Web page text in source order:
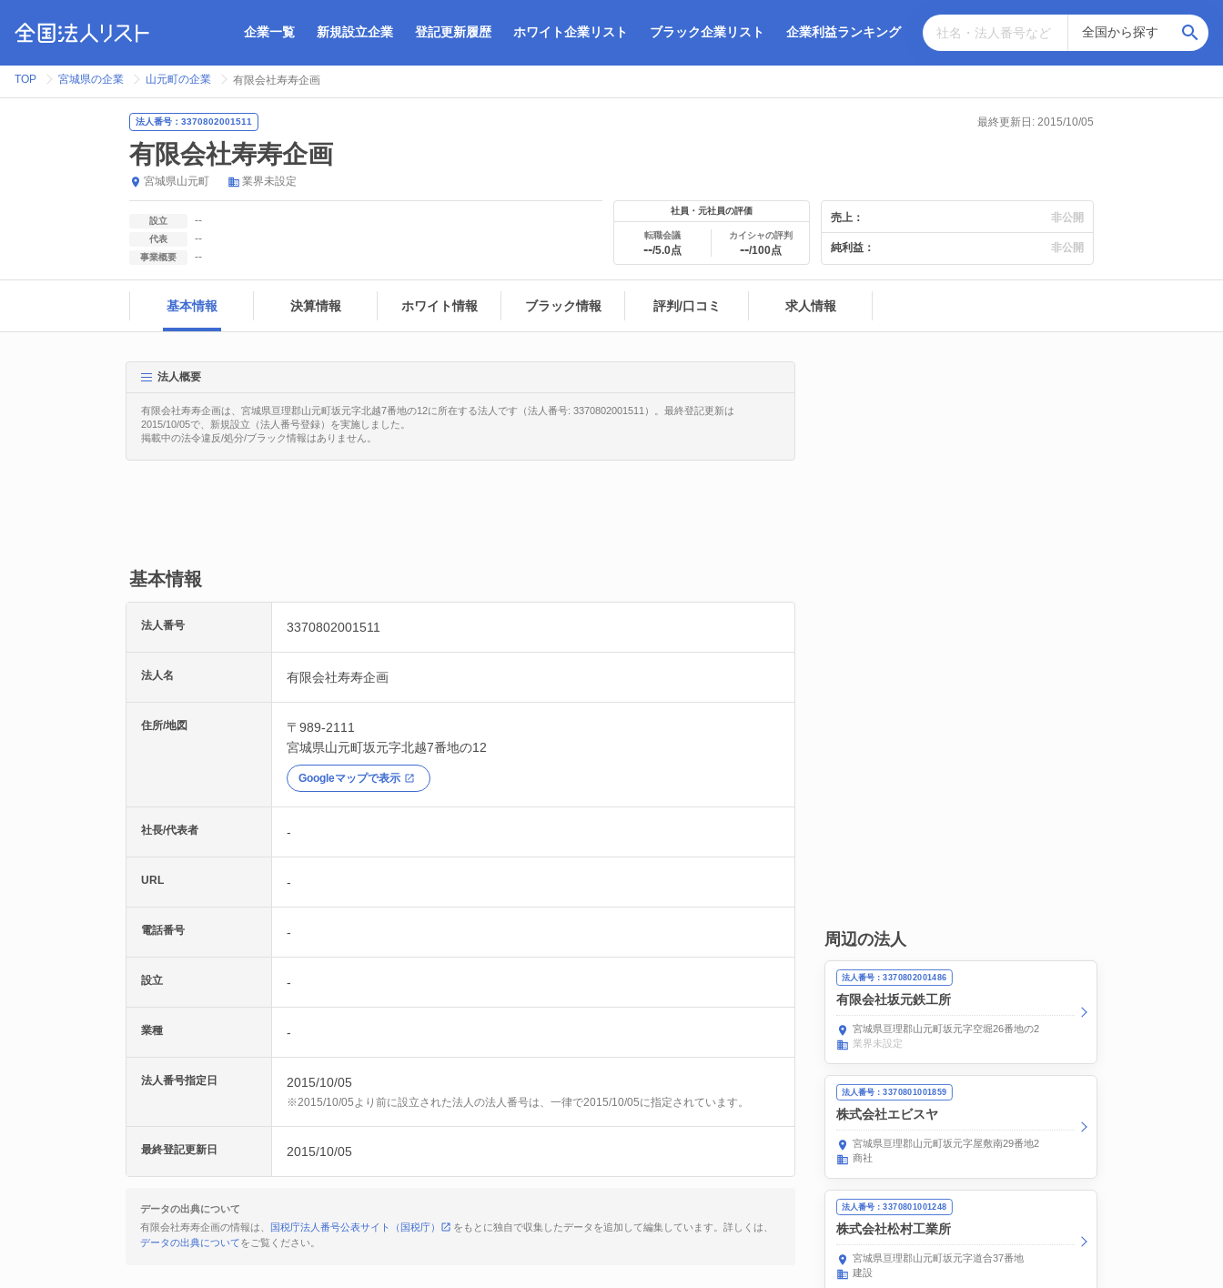
企業一覧 新規設立企業 登記更新履歴 ホワイト企業リスト ブラック企業リスト 企業利益ランキング
TOP 宮城県の企業 山元町の企業 有限会社寿寿企画
法人番号：3370802001511 最終更新日: 2015/10/05
有限会社寿寿企画
宮城県山元町 業界未設定
設立 --
代表 --
事業概要 --
社員・元社員の評価
転職会議
--/5.0点
カイシャの評判
--/100点
売上： 非公開
純利益： 非公開
基本情報 決算情報 ホワイト情報 ブラック情報 評判/口コミ 求人情報
法人概要
有限会社寿寿企画は、宮城県亘理郡山元町坂元字北越7番地の12に所在する法人です（法人番号: 3370802001511）。最終登記更新は
2015/10/05で、新規設立（法人番号登録）を実施しました。
掲載中の法令違反/処分/ブラック情報はありません。
基本情報
法人番号 3370802001511
法人名 有限会社寿寿企画
住所/地図
〒989-2111
宮城県山元町坂元字北越7番地の12
Googleマップで表示
社長/代表者 -
URL -
電話番号 -
設立 -
業種 -
法人番号指定日 2015/10/05
※2015/10/05より前に設立された法人の法人番号は、一律で2015/10/05に指定されています。
最終登記更新日 2015/10/05
データの出典について
有限会社寿寿企画の情報は、
国税庁法人番号公表サイト（国税庁）
をもとに独自で収集したデータを追加して編集しています。詳しくは、
データの出典についてをご覧ください。
周辺の法人
法人番号：3370802001486
有限会社坂元鉄工所
宮城県亘理郡山元町坂元字空堀26番地の2
業界未設定
法人番号：3370801001859
株式会社エビスヤ
宮城県亘理郡山元町坂元字屋敷南29番地2
商社
法人番号：3370801001248
株式会社松村工業所
宮城県亘理郡山元町坂元字道合37番地
建設